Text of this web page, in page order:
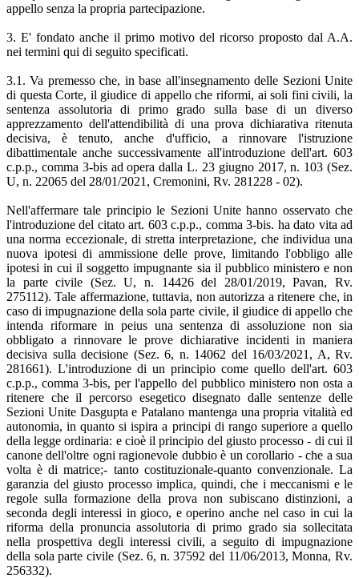
appello senza la propria partecipazione.
3. E' fondato anche il primo motivo del ricorso proposto dal A.A.
nei termini qui di seguito specificati.
3.1. Va premesso che, in base all'insegnamento delle Sezioni Unite
di questa Corte, il giudice di appello che riformi, ai soli fini civili, la
sentenza assolutoria di primo grado sulla base di un diverso
apprezzamento dell'attendibilità di una prova dichiarativa ritenuta
decisiva, è tenuto, anche d'ufficio, a rinnovare l'istruzione
dibattimentale anche successivamente all'introduzione dell'art. 603
c.p.p., comma 3-bis ad opera dalla L. 23 giugno 2017, n. 103 (Sez.
U, n. 22065 del 28/01/2021, Cremonini, Rv. 281228 - 02).
Nell'affermare tale principio le Sezioni Unite hanno osservato che
l'introduzione del citato art. 603 c.p.p., comma 3-bis. ha dato vita ad
una norma eccezionale, di stretta interpretazione, che individua una
nuova ipotesi di ammissione delle prove, limitando l'obbligo alle
ipotesi in cui il soggetto impugnante sia il pubblico ministero e non
la parte civile (Sez. U, n. 14426 del 28/01/2019, Pavan, Rv.
275112). Tale affermazione, tuttavia, non autorizza a ritenere che, in
caso di impugnazione della sola parte civile, il giudice di appello che
intenda riformare in peius una sentenza di assoluzione non sia
obbligato a rinnovare le prove dichiarative incidenti in maniera
decisiva sulla decisione (Sez. 6, n. 14062 del 16/03/2021, A, Rv.
281661). L'introduzione di un principio come quello dell'art. 603
c.p.p., comma 3-bis, per l'appello del pubblico ministero non osta a
ritenere che il percorso esegetico disegnato dalle sentenze delle
Sezioni Unite Dasgupta e Patalano mantenga una propria vitalità ed
autonomia, in quanto si ispira a principi di rango superiore a quello
della legge ordinaria: e cioè il principio del giusto processo - di cui il
canone dell'oltre ogni ragionevole dubbio è un corollario - che a sua
volta è di matrice;- tanto costituzionale-quanto convenzionale. La
garanzia del giusto processo implica, quindi, che i meccanismi e le
regole sulla formazione della prova non subiscano distinzioni, a
seconda degli interessi in gioco, e operino anche nel caso in cui la
riforma della pronuncia assolutoria di primo grado sia sollecitata
nella prospettiva degli interessi civili, a seguito di impugnazione
della sola parte civile (Sez. 6, n. 37592 del 11/06/2013, Monna, Rv.
256332).